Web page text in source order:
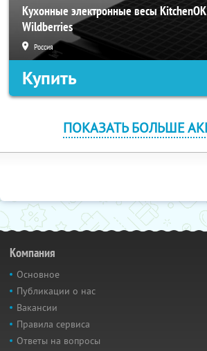
Кухонные электронные весы
Wildberries
Россия
Купить
ПОКАЗАТЬ БОЛЬШЕ
Компания
Основное
Публикации о нас
Вакансии
Правила сервиса
Ответы на вопросы